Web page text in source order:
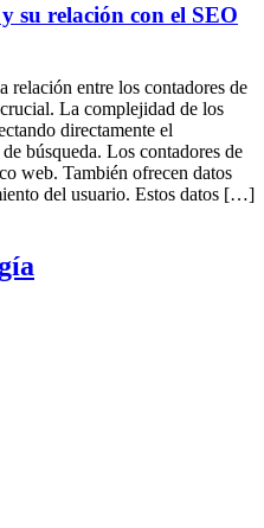
su relación con el SEO
relación entre los contadores de
La complejidad de los
directamente el
búsqueda. Los contadores de
web. También ofrecen datos
del usuario. Estos datos […]